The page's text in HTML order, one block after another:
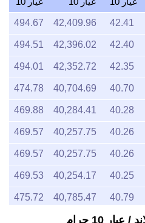
42.41
42,409.96
494.67
42.40
42,396.02
494.51
42.35
42,352.72
494.01
40.70
40,704.69
474.78
40.28
40,284.41
469.88
40.26
40,257.75
469.57
40.26
40,257.75
469.57
40.25
40,254.17
469.53
40.79
40,785.47
475.72
40.80
40,803.19 10 جرام